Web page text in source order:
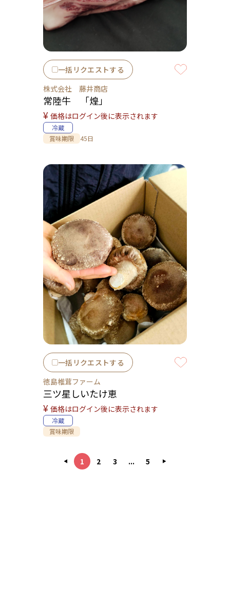
一括リクエストする
株式会社 藤井商店
常陸牛 「煌」
¥ 価格はログイン後に表示されます
冷蔵
賞味期限
45日
一括リクエストする
徳島椎茸ファーム
三ツ星しいたけ恵
¥ 価格はログイン後に表示されます
冷蔵
賞味期限
◀ 1 2 3 ... 5 ▶